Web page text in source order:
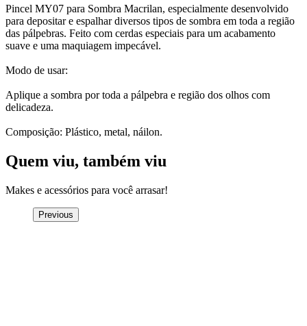
Pincel MY07 para Sombra Macrilan, especialmente desenvolvido
para depositar e espalhar diversos tipos de sombra em toda a região
das pálpebras. Feito com cerdas especiais para um acabamento
suave e uma maquiagem impecável.
Modo de usar:
Aplique a sombra por toda a pálpebra e região dos olhos com
delicadeza.
Composição: Plástico, metal, náilon.
Quem viu, também viu
Makes e acessórios para você arrasar!
Previous